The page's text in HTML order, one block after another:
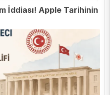
İddiası! Apple Tarihinin